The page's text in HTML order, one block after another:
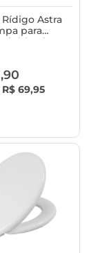
Astra
para
Fit e
R$ 69,95